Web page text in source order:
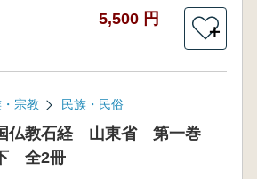
5,500 円
＋
宗教 民族・民俗
仏教石経 山東省 第一巻
全2冊